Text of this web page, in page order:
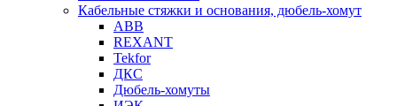
Кабельные стяжки и основания, дюбель-хомут
ABB
REXANT
Tekfor
ДКС
Дюбель-хомуты